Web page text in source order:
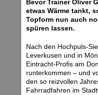
Bevor Trainer Oliver
etwas Wärme tankt,
Topform nun auch
spüren lassen.
Nach den Hochpuls-
Leverkusen und in
Eintracht-Profis am
runterkommen – und
den so reizvollen
Fahrradfahren im